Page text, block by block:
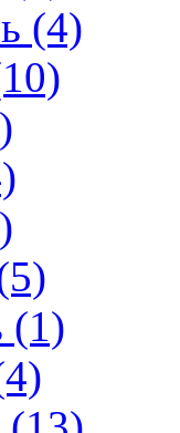
(4)
(1)